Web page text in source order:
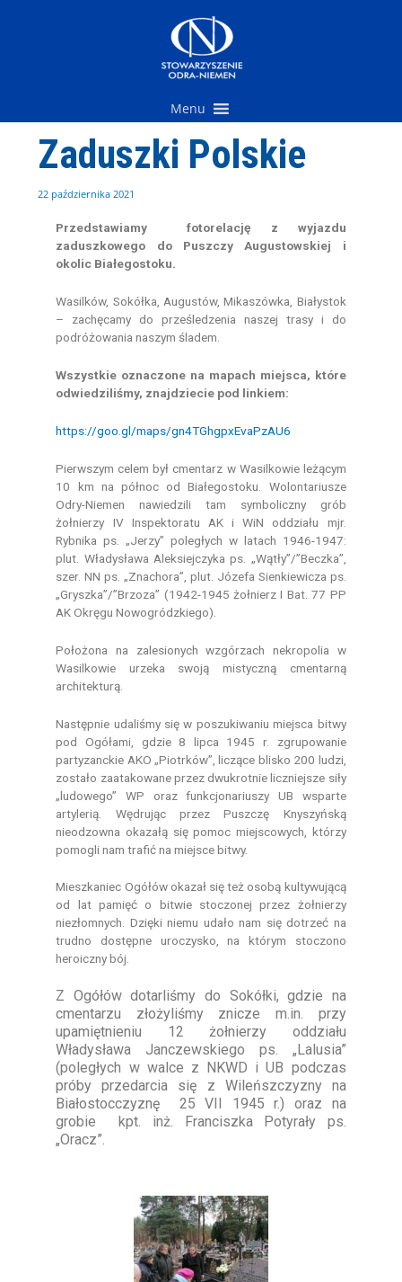
Menu
Zaduszki Polskie
22 października 2021
Przedstawiamy fotorelację z wyjazdu
zaduszkowego do Puszczy Augustowskiej i
okolic Białegostoku.
Wasilków, Sokółka, Augustów, Mikaszówka, Białystok
– zachęcamy do prześledzenia naszej trasy i do
podróżowania naszym śladem.
Wszystkie oznaczone na mapach miejsca, które
odwiedziliśmy, znajdziecie pod linkiem:
https://goo.gl/maps/gn4TGhgpxEvaPzAU6
Pierwszym celem był cmentarz w Wasilkowie leżącym
10 km na północ od Białegostoku. Wolontariusze
Odry-Niemen nawiedzili tam symboliczny grób
żołnierzy IV Inspektoratu AK i WiN oddziału mjr.
Rybnika ps. „Jerzy” poległych w latach 1946-1947:
plut. Władysława Aleksiejczyka ps. „Wątły”/”Beczka”,
szer. NN ps. „Znachora”, plut. Józefa Sienkiewicza ps.
„Gryszka”/”Brzoza” (1942-1945 żołnierz I Bat. 77 PP
AK Okręgu Nowogródzkiego).
Położona na zalesionych wzgórzach nekropolia w
Wasilkowie urzeka swoją mistyczną cmentarną
architekturą.
Następnie udaliśmy się w poszukiwaniu miejsca bitwy
pod Ogółami, gdzie 8 lipca 1945 r. zgrupowanie
partyzanckie AKO „Piotrków”, liczące blisko 200 ludzi,
zostało zaatakowane przez dwukrotnie liczniejsze siły
„ludowego” WP oraz funkcjonariuszy UB wsparte
artylerią. Wędrując przez Puszczę Knyszyńską
nieodzowna okazałą się pomoc miejscowych, którzy
pomogli nam trafić na miejsce bitwy.
Mieszkaniec Ogółów okazał się też osobą kultywującą
od lat pamięć o bitwie stoczonej przez żołnierzy
niezłomnych. Dzięki niemu udało nam się dotrzeć na
trudno dostępne uroczysko, na którym stoczono
heroiczny bój.
Z Ogółów dotarliśmy do Sokółki, gdzie na
cmentarzu złożyliśmy znicze m.in. przy
upamiętnieniu 12 żołnierzy oddziału
Władysława Janczewskiego ps. „Lalusia”
(poległych w walce z NKWD i UB podczas
próby przedarcia się z Wileńszczyzny na
Białostocczyznę 25 VII 1945 r.) oraz na
grobie kpt. inż. Franciszka Potyrały ps.
„Oracz”.